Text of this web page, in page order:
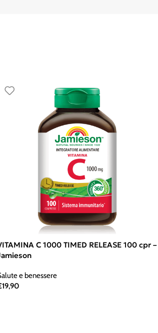
C 1000 TIMED RELEASE 100 cpr –
e benessere
19,90